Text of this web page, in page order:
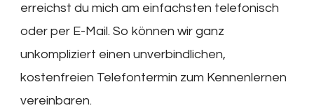
erreichst du mich am einfachsten telefonisch
oder per E-Mail. So können wir ganz
unkompliziert einen unverbindlichen,
kostenfreien Telefontermin zum Kennenlernen
vereinbaren.